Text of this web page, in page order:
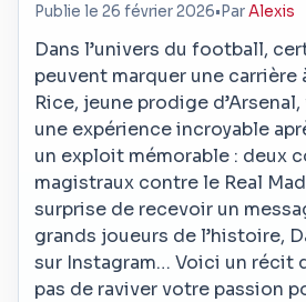
Publie le 26 février 2026• ParAlexis
Dans l’univers du football,
peuvent marquer une carrière
Rice, jeune prodige
une expérience incroyable
un exploit mémorable : deux
magistraux contre le Real
surprise de recevoir un
grands joueurs de l’histoire,
sur Instagram… Voici un récit
pas de raviver votre passion